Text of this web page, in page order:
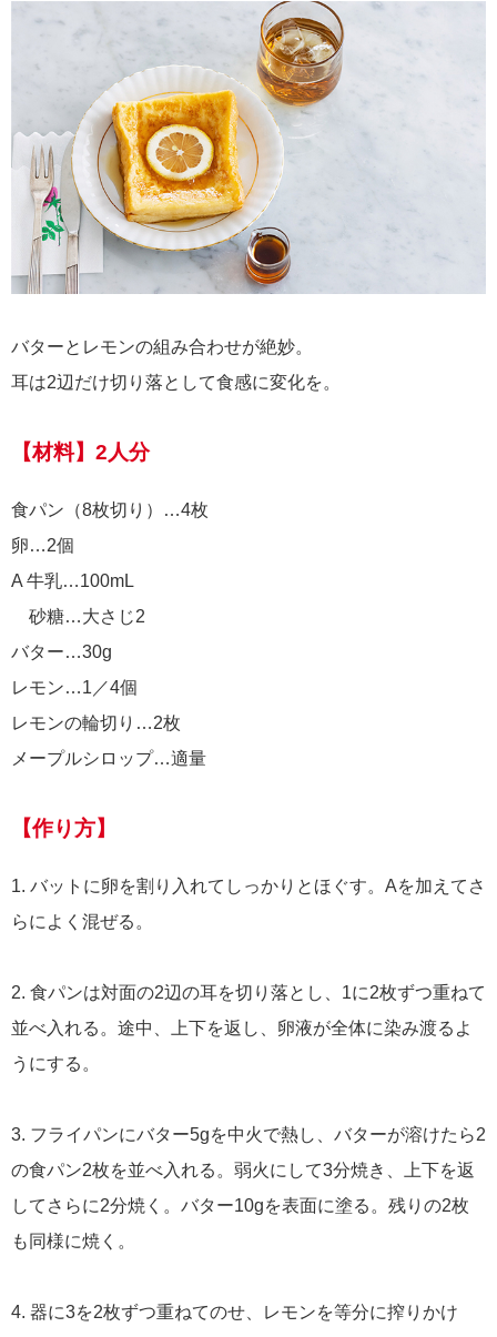
バターとレモンの組み合わせが絶妙。
耳は2辺だけ切り落として食感に変化を。
【材料】2人分
食パン（8枚切り）…4枚
卵…2個
A 牛乳…100mL
砂糖…大さじ2
バター…30g
レモン…1／4個
レモンの輪切り…2枚
メープルシロップ…適量
【作り方】
1. バットに卵を割り入れてしっかりとほぐす。Aを加えてさ
らによく混ぜる。
2. 食パンは対面の2辺の耳を切り落とし、1に2枚ずつ重ねて
並べ入れる。途中、上下を返し、卵液が全体に染み渡るよ
うにする。
3. フライパンにバター5gを中火で熱し、バターが溶けたら2
の食パン2枚を並べ入れる。弱火にして3分焼き、上下を返
してさらに2分焼く。バター10gを表面に塗る。残りの2枚
も同様に焼く。
4. 器に3を2枚ずつ重ねてのせ、レモンを等分に搾りかけ